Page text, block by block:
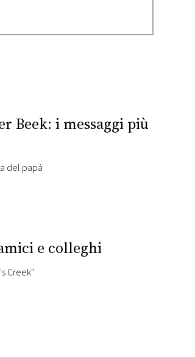
Beek: i messaggi più
del papà
e colleghi
Creek"